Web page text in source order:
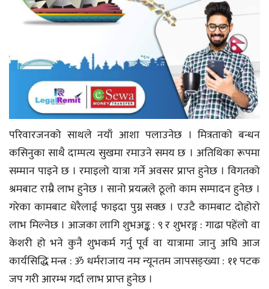
परिवारजनको साथले नयाँ आशा पलाउनेछ । मित्रताको बन्धन
कसिनुका साथै दाम्पत्य सुखमा रमाउने समय छ । अतिथिका रूपमा
सम्मान पाइने छ । रमाइलो यात्रा गर्ने अवसर प्राप्त हुनेछ । विगतको
श्रमबाट राम्रै लाभ हुनेछ । सानो प्रयत्नले ठूलो काम सम्पादन हुनेछ ।
गरेका कामबाट धेरैलाई फाइदा पुग्न सक्छ । एउटै कामबाट दोहोरो
लाभ मिल्नेछ । आजका लागि शुभअङ्क : ९ र शुभरङ्ग : गाढा पहेंलो वा
केशरी हो भने कुनै शुभकर्म गर्नु पूर्व वा यात्रामा जानु अघि आज
कार्यसिद्धि मन्त्र : ॐ धर्मराजाय नमः न्यूनतम जापसङ्ख्या : ११ पटक
जप गरी आरम्भ गर्दा लाभ प्राप्त हुनेछ ।